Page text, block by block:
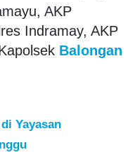
AKP
Indramay, AKP
Balongan
Yayasan